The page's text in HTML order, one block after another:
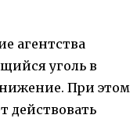
агентства
уголь в
При этом
действовать